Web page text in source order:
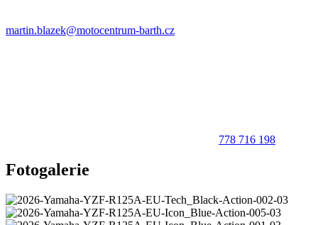
martin.blazek@motocentrum-barth.cz
778 716 198
Fotogalerie